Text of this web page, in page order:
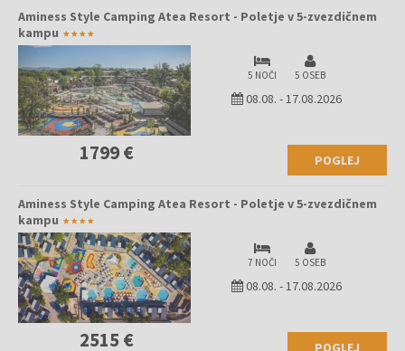
Aminess Style Camping Atea Resort - Poletje v 5-zvezdičnem
kampu
5 NOČI 5 OSEB
08.08. -17.08.2026
1799 € POGLEJ
Aminess Style Camping Atea Resort - Poletje v 5-zvezdičnem
kampu
7 NOČI 5 OSEB
08.08. -17.08.2026
2515 € POGLEJ